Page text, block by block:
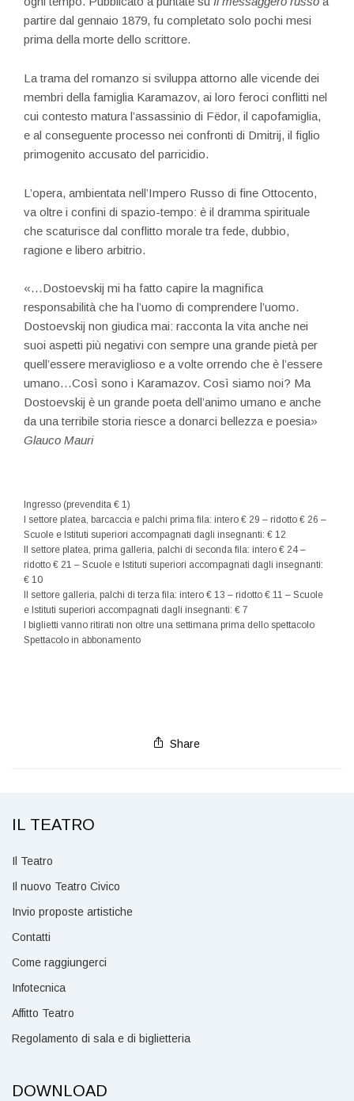
partire dal gennaio 1879, fu completato solo pochi mesi
prima della morte dello scrittore.
La trama del romanzo si sviluppa attorno alle vicende dei
membri della famiglia Karamazov, ai loro feroci conflitti nel
cui contesto matura l’assassinio di Fëdor, il capofamiglia,
e al conseguente processo nei confronti di Dmitrij, il figlio
primogenito accusato del parricidio.
L’opera, ambientata nell’Impero Russo di fine Ottocento,
va oltre i confini di spazio-tempo: è il dramma spirituale
che scaturisce dal conflitto morale tra fede, dubbio,
ragione e libero arbitrio.
«…Dostoevskij mi ha fatto capire la magnifica
responsabilità che ha l’uomo di comprendere l’uomo.
Dostoevskij non giudica mai: racconta la vita anche nei
suoi aspetti più negativi con sempre una grande pietà per
quell’essere meraviglioso e a volte orrendo che è l’essere
umano…Così sono i Karamazov. Così siamo noi? Ma
Dostoevskij è un grande poeta dell’animo umano e anche
da una terribile storia riesce a donarci bellezza e poesia»
Glauco Mauri
Ingresso (prevendita € 1)
I settore platea, barcaccia e palchi prima fila: intero € 29 – ridotto € 26 –
Scuole e Istituti superiori accompagnati dagli insegnanti: € 12
II settore platea, prima galleria, palchi di seconda fila: intero € 24 –
ridotto € 21 – Scuole e Istituti superiori accompagnati dagli insegnanti:
€ 10
II settore galleria, palchi di terza fila: intero € 13 – ridotto € 11 – Scuole
e Istituti superiori accompagnati dagli insegnanti: € 7
I biglietti vanno ritirati non oltre una settimana prima dello spettacolo
Spettacolo in abbonamento
Share
IL TEATRO
Il Teatro
Il nuovo Teatro Civico
Invio proposte artistiche
Contatti
Come raggiungerci
Infotecnica
Affitto Teatro
Regolamento di sala e di biglietteria
DOWNLOAD